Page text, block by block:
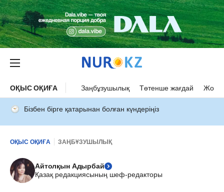
ОҚЫС ОҚИҒА Заңбұзушылық Төтенше жағдай Жол
Бізбен бірге қатарынан болған күндеріңіз
ОҚЫС ОҚИҒА ЗАҢБҰЗУШЫЛЫҚ
Айтолқын Адырбай
Қазақ редакциясының шеф-редакторы